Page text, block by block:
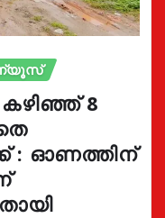
8
: ഓണത്തിന്